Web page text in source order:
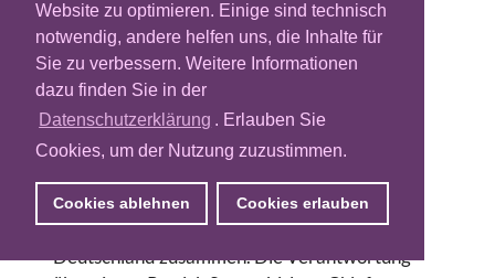
Website zu optimieren. Einige sind technisch
notwendig, andere helfen uns, die Inhalte für
Sie zu verbessern. Weitere Informationen
dazu finden Sie in der
Datenschutzerklärung . Erlauben Sie
Cookies, um der Nutzung zuzustimmen.
Cookies ablehnen Cookies erlauben
Nach der Übernahme von Sky Deutschland
ordnet RTL Deutschland die
Technologieorganisation neu. Patrick Sturm
soll die Plattformen beider Unternehmen
zusammenführen.
RTL Deutschland führt die
Technologieorganisationen von RTL und Sky
Deutschland zusammen. Die Verantwortung